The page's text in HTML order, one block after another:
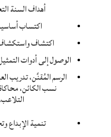
أهداف السنة
اكتساب
اكتشاف
الوصول إلى أدوات
الرسم المُقنَّن، تدريب
نسب الكائن،
تنمية الإبداع